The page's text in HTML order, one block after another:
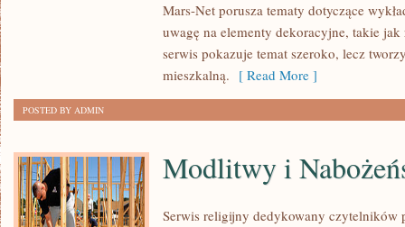
LAMINOWANE
Mars-Net porusza tematy dotyczące
uwagę na elementy dekoracyjne, takie
serwis pokazuje temat szeroko, lecz
mieszkalną. [ Read More ]
POSTED BY ADMIN
Modlitwy i
Serwis religijny dedykowany czytelników